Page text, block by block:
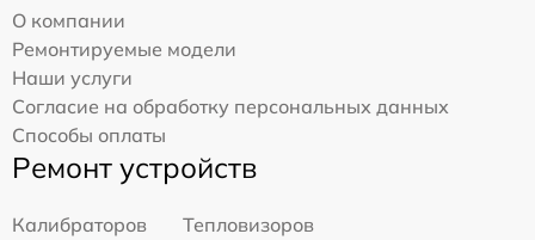
О компании
Ремонтируемые модели
Наши услуги
Согласие на обработку персональных данных
Способы оплаты
Ремонт устройств
Калибраторов
Тепловизоров